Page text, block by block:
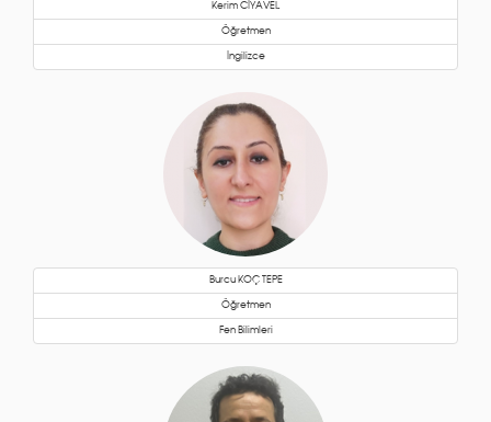
Kerim CİYAVEL
Öğretmen
İngilizce
Burcu KOÇ TEPE
Öğretmen
Fen Bilimleri